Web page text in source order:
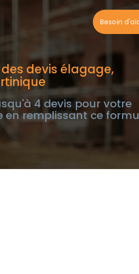
Besoin
devis élagage,
4 devis pour votre
en remplissant ce